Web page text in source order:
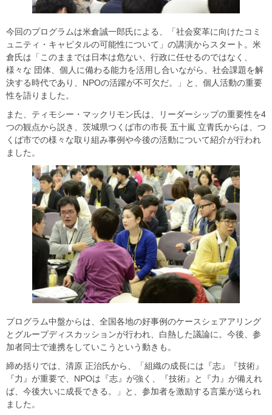
今回のプログラムは米倉誠一郎氏による、「社会変革に向けたコミ
ュニティ・キャピタルの可能性について」の講演からスタート。米
倉氏は「このままでは日本は危ない、行政に任せるのではなく、
様々な 団体、個人に備わる能力を活用し合いながら、社会課題を解
決する時代であり、NPOの活躍が不可欠だ。」と、個人活動の重要
性を語りました。
また、ティモシー・マックリモン氏は、リーダーシップの重要性を4
つの観点から説き、茨城県つくば市の市長 五十嵐 立青氏からは、つ
くば市での様々な取り組み事例や今後の活動について紹介が行われ
ました。
プログラム中盤からは、全国各地の好事例のケースシェアアリング
とグループディスカッションが行われ、白熱した議論に。今後、参
加者同士で連携をしていこうという動きも。
締め括りでは、清原 正治氏から、「組織の成長には『志』『技術』
『力』が重要で、NPOは『志』が強く、『技術』と『力』が備えれ
ば、今後大いに成長できる。」と、参加者を激励する言葉が送られ
ました。